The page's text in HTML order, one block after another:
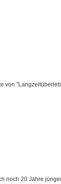
von
noch 20 Jahre